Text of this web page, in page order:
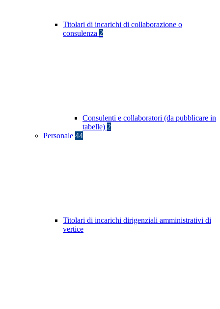
Titolari di incarichi di collaborazione o
consulenza 2
Consulenti e collaboratori (da pubblicare in
tabelle) 2
Personale 44
Titolari di incarichi dirigenziali amministrativi di
vertice